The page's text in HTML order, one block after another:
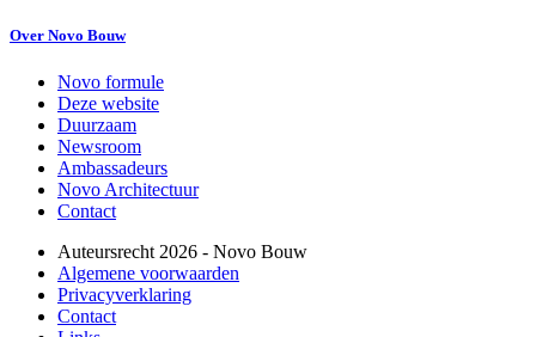
Over Novo Bouw
Novo formule
Deze website
Duurzaam
Newsroom
Ambassadeurs
Novo Architectuur
Contact
Auteursrecht 2026 - Novo Bouw
Algemene voorwaarden
Privacyverklaring
Contact